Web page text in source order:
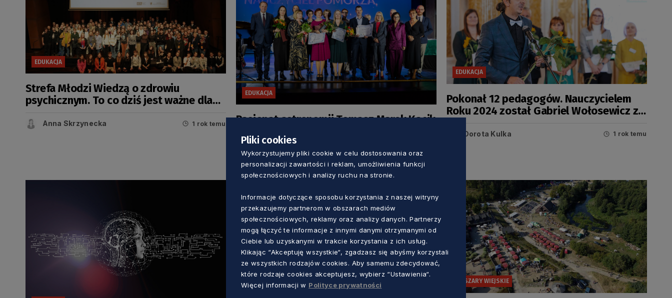
EDUKACJA
Strefa Młodzi Wiedzą o zdrowiu
psychicznym. To co dziś jest ważne dla
Anna Skrzynecka 1 rok temu
EDUKACJA
Pasjonat astronomii Tomasz Marek Kacik
Laureat pracuje w tczewskim liceum
[FOTO]
Dorota Kulka 1 rok temu
EDUKACJA
Pokonał 12 pedagogów. Nauczycielem
Roku 2024 został Gabriel Wołosewicz z
Dorota Kulka 1 rok temu
OBSZARY WIEJSKIE
Pliki cookies
Wykorzystujemy pliki cookie w celu dostosowania oraz
personalizacji zawartości i reklam, umożliwienia funkcji
społecznościowych i analizy ruchu na stronie.
Informacje dotyczące sposobu korzystania z naszej witryny
przekazujemy partnerom w obszarach mediów
społecznościowych, reklamy oraz analizy danych. Partnerzy
mogą łączyć te informacje z innymi danymi otrzymanymi od
Ciebie lub uzyskanymi w trakcie korzystania z ich usług.
Klikając “Akceptuję wszystkie“, zgadzasz się abyśmy korzystali
ze wszystkich rodzajów cookies. Aby samemu zdecydować,
które rodzaje cookies akceptujesz, wybierz “Ustawienia“.
Więcej informacji w Polityce prywatności